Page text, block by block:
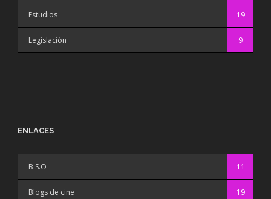
Estudios 19
Legislación 9
ENLACES
B.S.O 11
Blogs de cine 19